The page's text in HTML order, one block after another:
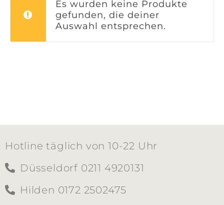
Es wurden keine Produkte
gefunden, die deiner
Auswahl entsprechen.
Hotline täglich von 10-22 Uhr
Düsseldorf 0211 4920131
Hilden 0172 2502475